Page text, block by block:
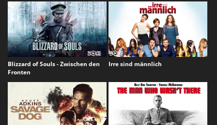
Blizzard of Souls - Zwischen den
Fronten
Irre sind männlich